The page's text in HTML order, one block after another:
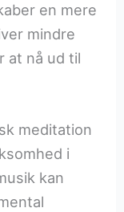
en mere
mindre
at nå ud til
meditation
i
kan